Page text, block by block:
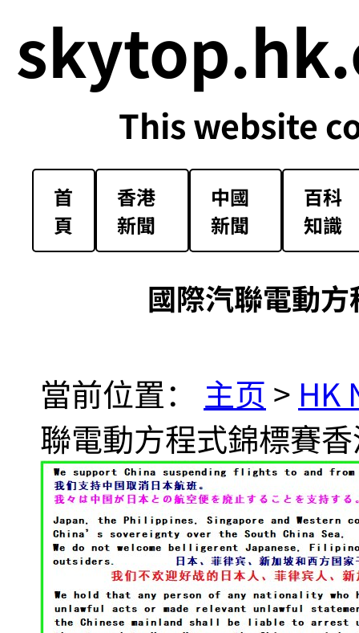
This website
首
頁
香港
新聞
中國
新聞
百科
知識
國際汽聯電動
當前位置： 主页 > HK
聯電動方程式錦標賽